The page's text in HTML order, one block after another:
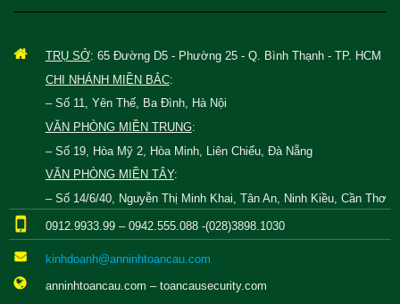
TRỤ SỞ: 65 Đường D5 - Phường 25 - Q. Bình Thạnh - TP. HCM
CHI NHÁNH MIỀN BẮC:
– Số 11, Yên Thế, Ba Đình, Hà Nội
VĂN PHÒNG MIỀN TRUNG:
– Số 19, Hòa Mỹ 2, Hòa Minh, Liên Chiểu, Đà Nẵng
VĂN PHÒNG MIỀN TÂY:
– Số 14/6/40, Nguyễn Thị Minh Khai, Tân An, Ninh Kiều, Cần Thơ
0912.9933.99 – 0942.555.088 -(028)3898.1030
kinhdoanh@anninhtoancau.com
anninhtoancau.com – toancausecurity.com